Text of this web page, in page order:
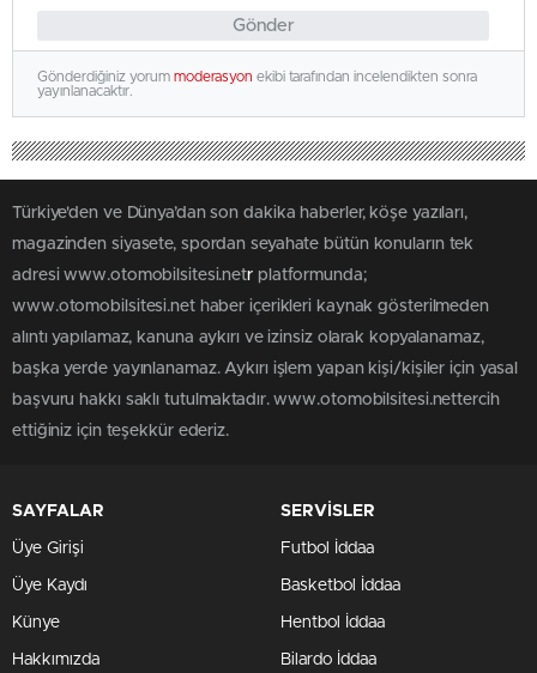
Gönder
Gönderdiğiniz yorum moderasyon ekibi tarafından incelendikten sonra
yayınlanacaktır.
Türkiye'den ve Dünya’dan son dakika haberler, köşe yazıları,
magazinden siyasete, spordan seyahate bütün konuların tek
adresi www.otomobilsitesi.netr platformunda;
www.otomobilsitesi.net haber içerikleri kaynak gösterilmeden
alıntı yapılamaz, kanuna aykırı ve izinsiz olarak kopyalanamaz,
başka yerde yayınlanamaz. Aykırı işlem yapan kişi/kişiler için yasal
başvuru hakkı saklı tutulmaktadır. www.otomobilsitesi.nettercih
ettiğiniz için teşekkür ederiz.
SAYFALAR
Üye Girişi
Üye Kaydı
Künye
Hakkımızda
SERVİSLER
Futbol İddaa
Basketbol İddaa
Hentbol İddaa
Bilardo İddaa